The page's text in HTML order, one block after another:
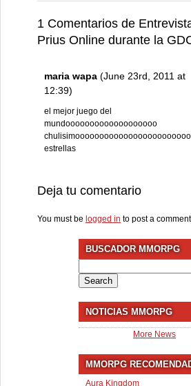
1 Comentarios de
Prius Online durante la
maria wapa (June 23rd, 2011 at
12:39)
el mejor juego del
mundooooooooooooooooooo
estrellas
Deja tu comentario
You must be logged in to post a
BUSCADOR MMORPG
for:
NOTICIAS MMORPG
More News
MMORPG
Aura Kingdom